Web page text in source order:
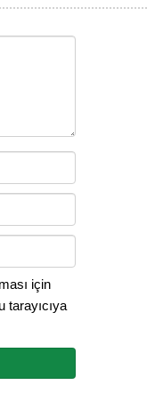
için
tarayıcıya